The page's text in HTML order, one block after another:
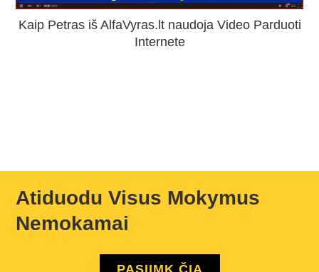
Kaip Petras iš AlfaVyras.lt naudoja Video Parduoti
Internete
Atiduodu Visus Mokymus
Nemokamai
PASIIMK ČIA